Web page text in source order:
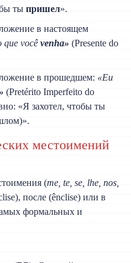
тыпришел».
в настоящем
que vocêvenha» (Presente do
в прошедшем: «Eu
(Pretérito Imperfeito do
«Я захотел, чтобы ты
местоимений
(me, te, se, lhe, nos,
после (ênclise) или в
формальных и